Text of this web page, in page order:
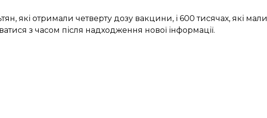
які отримали четверту дозу вакцини, і 600 тисячах, які мали
з часом після надходження нової інформації.